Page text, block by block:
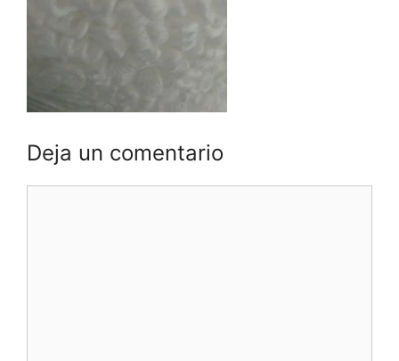
Deja un comentario